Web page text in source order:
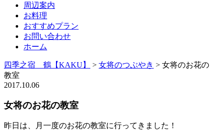
周辺案内
お料理
おすすめプラン
お問い合わせ
ホーム
四季之宿 鶴【KAKU】 > 女将のつぶやき > 女将のお花の
教室
2017.10.06
女将のお花の教室
昨日は、月一度のお花の教室に行ってきました！